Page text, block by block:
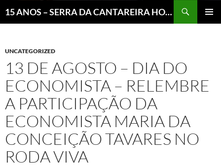
15 ANOS – SERRA DA CANTAREIRA HOJE E COTIDIANO DO BRASIL E DO MUNDO
UNCATEGORIZED
13 DE AGOSTO – DIA DO
ECONOMISTA – RELEMBRE
A PARTICIPAÇÃO DA
ECONOMISTA MARIA DA
CONCEIÇÃO TAVARES NO
RODA VIVA